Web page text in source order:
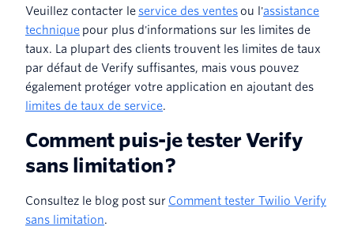
Veuillez contacter le service des ventesou l'assistance
technique pour plus d'informations sur les limites de
taux. La plupart des clients trouvent les limites de taux
par défaut de Verify suffisantes, mais vous pouvez
également protéger votre application en ajoutant des
limites de taux de service.
Comment puis-je tester Verify
sans limitation ?
Consultez le blog post sur Comment tester Twilio Verify
sans limitation.